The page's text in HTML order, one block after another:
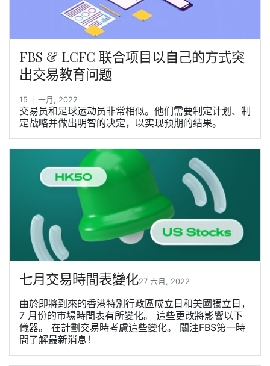
FBS & LCFC 联合项目以自己的方式突
出交易教育问题
15 十一月, 2022
交易员和足球运动员非常相似。他们需要制定计划、制
定战略并做出明智的决定，以实现预期的结果。
七月交易時間表變化27 六月, 2022
由於即將到來的香港特別行政區成立日和美國獨立日，
7 月份的市場時間表有所變化。 這些更改將影響以下
儀器。 在計劃交易時考慮這些變化。 關注FBS第一時
間了解最新消息！